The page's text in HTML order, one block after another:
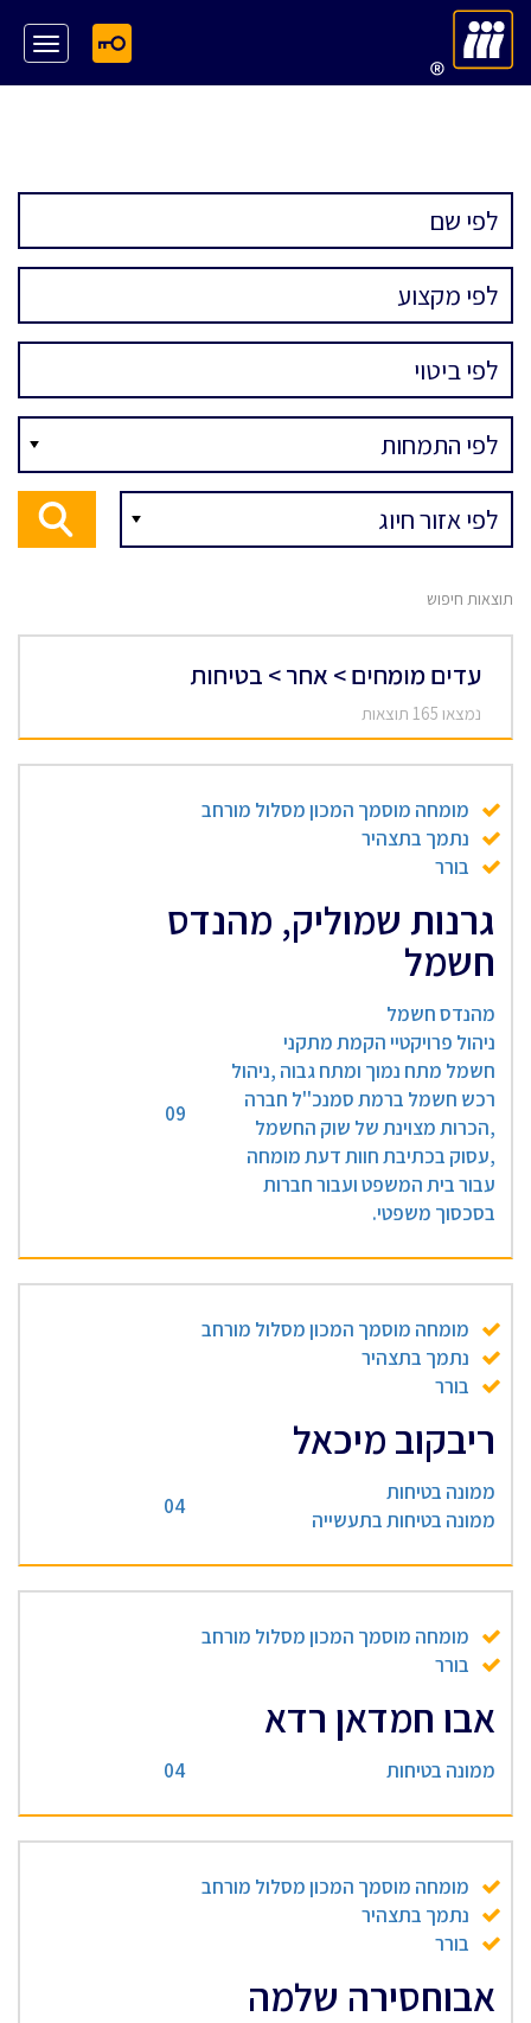
תוצאות חיפוש
עדים מומחים > אחר > בטיחות
נמצאו 165 תוצאות
מומחה מוסמך המכון מסלול מורחב
נתמך בתצהיר
בורר
גרנות שמוליק, מהנדס
חשמל
מהנדס חשמל
ניהול פרויקטיי הקמת מתקני
חשמל מתח נמוך ומתח גבוה ,ניהול
רכש חשמל ברמת סמנכ''ל חברה
,הכרות מצוינת של שוק החשמל
,עסוק בכתיבת חוות דעת מומחה
עבור בית המשפט ועבור חברות
בסכסוך משפטי.
09
מומחה מוסמך המכון מסלול מורחב
נתמך בתצהיר
בורר
ריבקוב מיכאל
ממונה בטיחות
ממונה בטיחות בתעשייה
04
מומחה מוסמך המכון מסלול מורחב
בורר
אבו חמדאן רדא
ממונה בטיחות 04
מומחה מוסמך המכון מסלול מורחב
נתמך בתצהיר
בורר
אבוחסירה שלמה